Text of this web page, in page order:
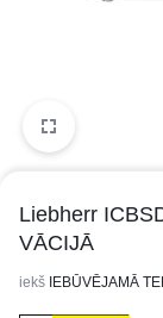
Liebherr
VĀCIJĀ
iekš IEBŪVĒJAMĀ